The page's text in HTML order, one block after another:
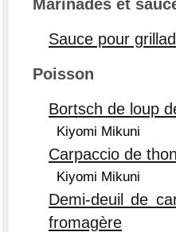
Marinades et
Sauce pour
Poisson
Bortsch de loup
Kiyomi Mikuni
Carpaccio de
Kiyomi Mikuni
Demi-deuil de
fromagère